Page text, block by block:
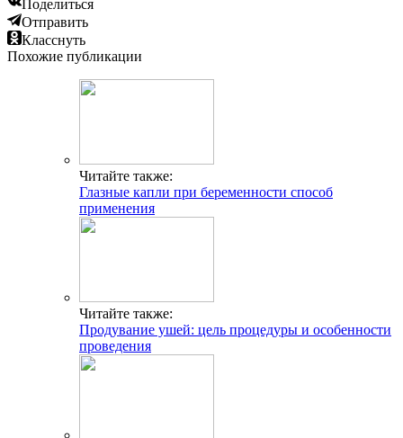
Поделиться
Отправить
Класснуть
Похожие публикации
Читайте также:
Глазные капли при беременности способ
применения
Читайте также:
Продувание ушей: цель процедуры и особенности
проведения